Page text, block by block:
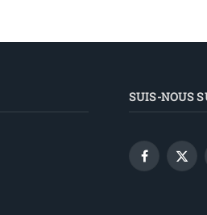
SUIS-NOUS
Facebook
X